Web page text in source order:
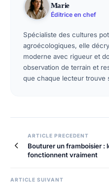
Marie
Éditrice en chef
Spécialiste des cultures
agroécologiques, elle
moderne avec rigueur et
observation de terrain et
que chaque lecteur trouve
Navigation
de
ARTICLE PRECEDENT
Bouturer un framboisier :
fonctionnent vraiment
ARTICLE SUIVANT